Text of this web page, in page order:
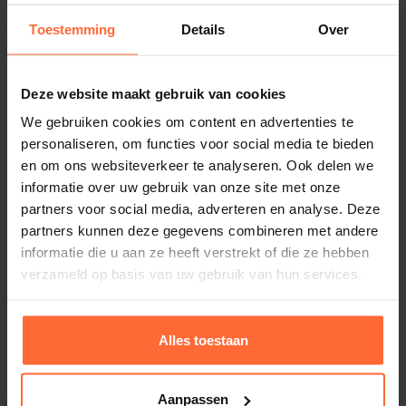
Toestemming Details Over
Deze website maakt gebruik van cookies
We gebruiken cookies om content en advertenties te
personaliseren, om functies voor social media te bieden
en om ons websiteverkeer te analyseren. Ook delen we
informatie over uw gebruik van onze site met onze
partners voor social media, adverteren en analyse. Deze
partners kunnen deze gegevens combineren met andere
informatie die u aan ze heeft verstrekt of die ze hebben
verzameld op basis van uw gebruik van hun services.
Alles toestaan
Aanpassen
17,80 ca. 1–2 werkdagen